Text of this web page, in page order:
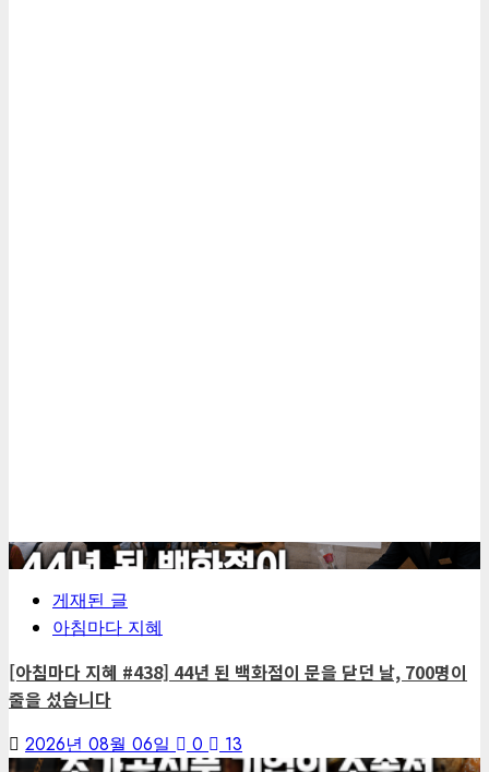
5
게재된 글
아침마다 지혜
[아침마다 지혜 #438] 44년 된 백화점이 문을 닫던 날, 700명이
줄을 섰습니다
2026년 08월 06일 0
13